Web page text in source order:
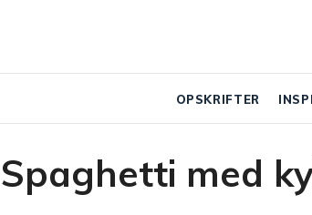
OPSKRIFTER
Spaghetti med